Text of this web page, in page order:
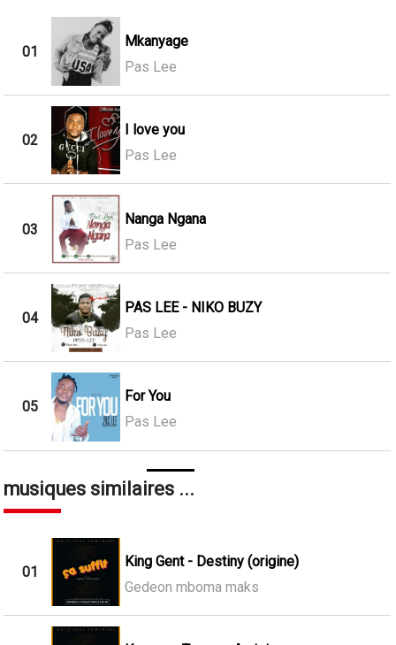
01
Mkanyage
Pas Lee
02
I love you
Pas Lee
03
Nanga Ngana
Pas Lee
04
PAS LEE - NIKO BUZY
Pas Lee
05
For You
Pas Lee
musiques similaires ...
01
King Gent - Destiny (origine)
Gedeon mboma maks